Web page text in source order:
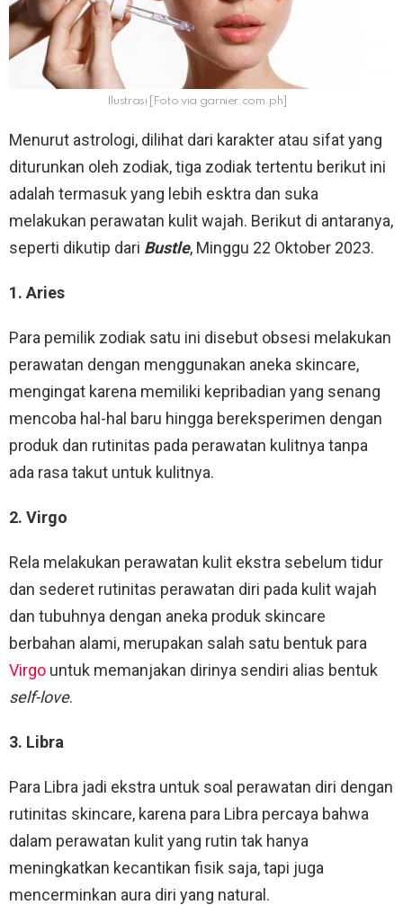
Ilustrasi [Foto via garnier.com.ph]
Menurut astrologi, dilihat dari karakter atau sifat yang
diturunkan oleh zodiak, tiga zodiak tertentu berikut ini
adalah termasuk yang lebih esktra dan suka
melakukan perawatan kulit wajah. Berikut di antaranya,
seperti dikutip dari Bustle, Minggu 22 Oktober 2023.
1. Aries
Para pemilik zodiak satu ini disebut obsesi melakukan
perawatan dengan menggunakan aneka skincare,
mengingat karena memiliki kepribadian yang senang
mencoba hal-hal baru hingga bereksperimen dengan
produk dan rutinitas pada perawatan kulitnya tanpa
ada rasa takut untuk kulitnya.
2. Virgo
Rela melakukan perawatan kulit ekstra sebelum tidur
dan sederet rutinitas perawatan diri pada kulit wajah
dan tubuhnya dengan aneka produk skincare
berbahan alami, merupakan salah satu bentuk para
Virgo untuk memanjakan dirinya sendiri alias bentuk
self-love.
3. Libra
Para Libra jadi ekstra untuk soal perawatan diri dengan
rutinitas skincare, karena para Libra percaya bahwa
dalam perawatan kulit yang rutin tak hanya
meningkatkan kecantikan fisik saja, tapi juga
mencerminkan aura diri yang natural.